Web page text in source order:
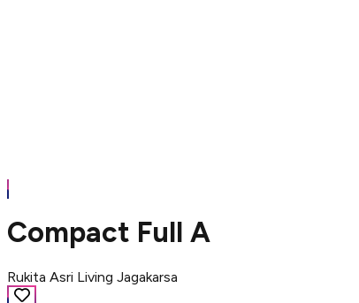
Compact Full A
Rukita Asri Living Jagakarsa